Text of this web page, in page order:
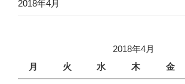
2018年4月
2018年4月
月
火 水 木 金